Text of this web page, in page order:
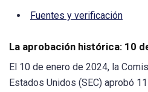
Fuentes y verificación
La aprobación histórica: 10
El 10 de enero de 2024, la
Estados Unidos (SEC) aprobó